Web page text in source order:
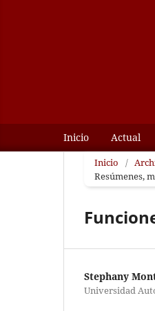
Inicio Actual
Inicio /
Resúmenes,
Stephany
Universidad